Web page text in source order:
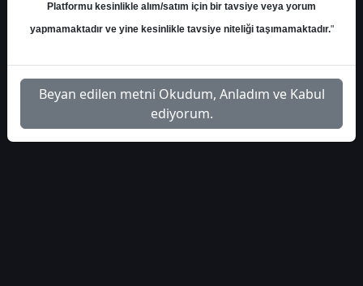
1
Platformu kesinlikle alım/satım için bir tavsiye veya yorum
yapmamaktadır ve yine kesinlikle tavsiye niteliği taşımamaktadır."
Beyan edilen metni Okudum, Anladım ve Kabul
ediyorum.